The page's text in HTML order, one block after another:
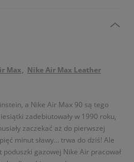
Max
Nike Air Max Leather
a Nike Air Max 90 są tego
zadebiutowały w 1990 roku,
zaczekać aż do pierwszej
minut sławy... trwa do dziś! Ale
gazowej Nike Air pracował